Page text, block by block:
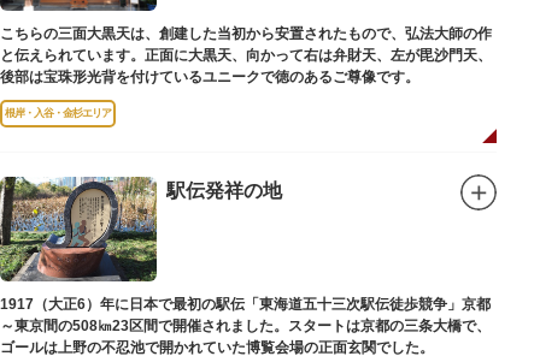
こちらの三面大黒天は、創建した当初から安置されたもので、弘法大師の作
と伝えられています。正面に大黒天、向かって右は弁財天、左が毘沙門天、
後部は宝珠形光背を付けているユニークで徳のあるご尊像です。
根岸・入谷・金杉エリア
駅伝発祥の地
1917（大正6）年に日本で最初の駅伝「東海道五十三次駅伝徒歩競争」京都
～東京間の508㎞23区間で開催されました。スタートは京都の三条大橋で、
ゴールは上野の不忍池で開かれていた博覧会場の正面玄関でした。